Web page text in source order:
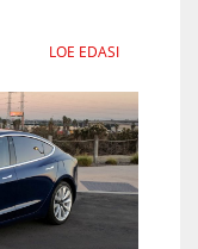
LOE EDASI